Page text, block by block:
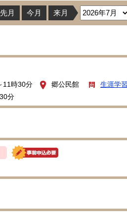
先月 今月 来月
11時30分
分
郷公民館 生涯学